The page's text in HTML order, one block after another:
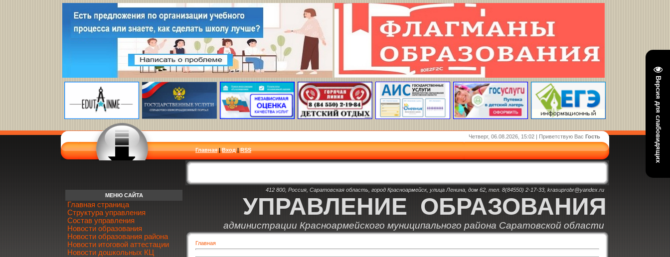
Версия для слабовидящих
Четверг, 06.08.2026, 15:02 | Приветствую Вас Гость
Главная |Вход|RSS
412 800, Россия, Саратовская область, город Красноармейск, улица Ленина, дом 62, тел. 8(84550) 2-17-33, krasuprobr@yandex.ru
УПРАВЛЕНИЕ ОБРАЗОВАНИЯ
администрации Красноармейского муниципального района Саратовской области
Главная
МЕНЮ САЙТА
Главная страница
Структура управления
Состав управления
Новости образования
Новости образования района
Новости итоговой аттестации
Новости дошкольных КЦ